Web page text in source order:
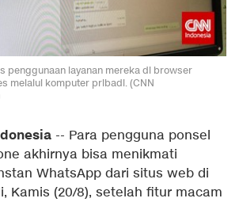
penggunaan layanan mereka di browser
melalui komputer pribadi. (CNN
-- Para pengguna ponsel
akhirnya bisa menikmati
WhatsApp dari situs web di
Kamis (20/8), setelah fitur macam